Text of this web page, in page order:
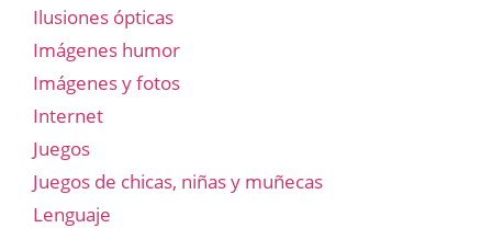
Ilusiones ópticas
Imágenes humor
Imágenes y fotos
Internet
Juegos
Juegos de chicas, niñas y muñecas
Lenguaje